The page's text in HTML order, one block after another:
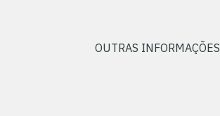
OUTRAS INFORMAÇÕES